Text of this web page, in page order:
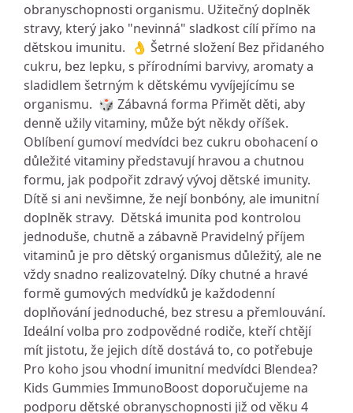
obranyschopnosti organismu. Užitečný doplněk
stravy, který jako "nevinná" sladkost cílí přímo na
dětskou imunitu. 👌 Šetrné složení Bez přidaného
cukru, bez lepku, s přírodními barvivy, aromaty a
sladidlem šetrným k dětskému vyvíjejícímu se
organismu. 🎲 Zábavná forma Přimět děti, aby
denně užily vitaminy, může být někdy oříšek.
Oblíbení gumoví medvídci bez cukru obohacení o
důležité vitaminy představují hravou a chutnou
formu, jak podpořit zdravý vývoj dětské imunity.
Dítě si ani nevšimne, že nejí bonbóny, ale imunitní
doplněk stravy. Dětská imunita pod kontrolou
jednoduše, chutně a zábavně Pravidelný příjem
vitaminů je pro dětský organismus důležitý, ale ne
vždy snadno realizovatelný. Díky chutné a hravé
formě gumových medvídků je každodenní
doplňování jednoduché, bez stresu a přemlouvání.
Ideální volba pro zodpovědné rodiče, kteří chtějí
mít jistotu, že jejich dítě dostává to, co potřebuje
Pro koho jsou vhodní imunitní medvídci Blendea?
Kids Gummies ImmunoBoost doporučujeme na
podporu dětské obranyschopnosti již od věku 4